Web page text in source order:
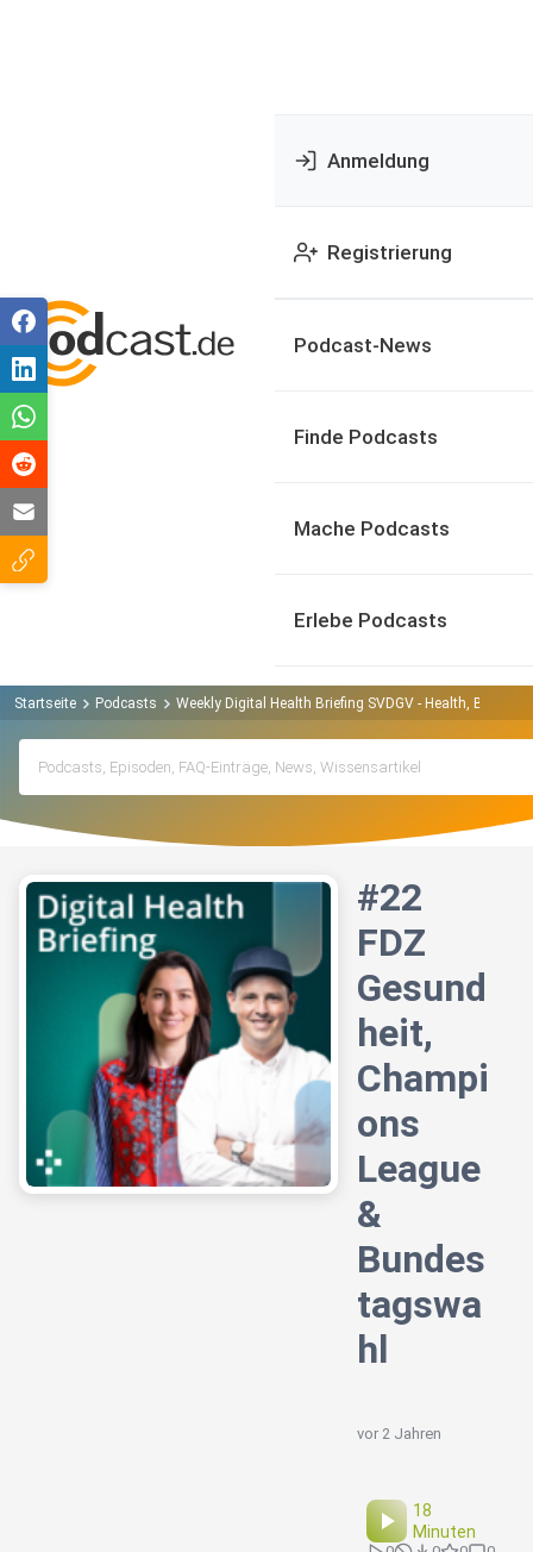
Anmeldung
Registrierung
Podcast-News
Finde Podcasts
Mache Podcasts
Erlebe Podcasts
Startseite Podcasts Weekly Digital Health Briefing SVDGV - Health, Bits &
#22
FDZ
Gesund
heit,
Champi
ons
League
&
Bundes
tagswa
hl
vor 2 Jahren
18
Minuten